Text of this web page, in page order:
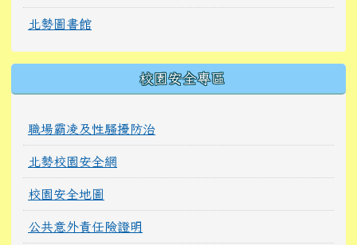
北勢圖書館
校園安全專區
職場霸凌及性騷擾防治
北勢校園安全網
校園安全地圖
公共意外責任險證明